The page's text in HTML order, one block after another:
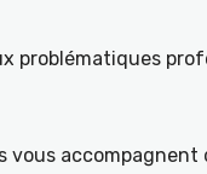
problématiques
vous